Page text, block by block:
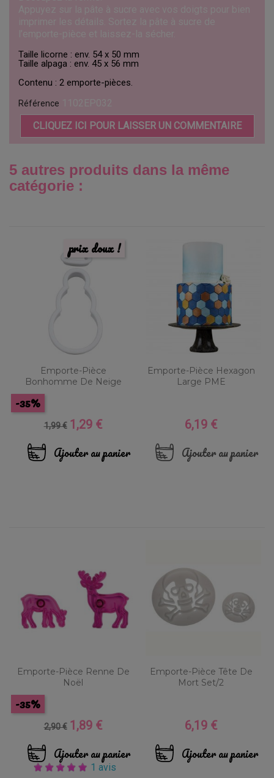
Taille licorne : env. 54 x 50 mm
Taille alpaga : env. 45 x 56 mm
Contenu : 2 emporte-pièces.
Référence
CLIQUEZ ICI POUR LAISSER UN COMMENTAIRE
5 autres produits dans la même
catégorie :
Emporte-Pièce
Bonhomme De Neige
Prix
base
1,99 €
-35%
Prix
1,29 €
Ajouter au panier
prix doux !
Emporte-Pièce Hexagon
Large PME
Prix
6,19 €
Ajouter au panier
Emporte-Pièce Renne De
Noël
Prix
base
2,90 €
-35%
Prix
1,89 €
Ajouter au panier
1 avis
Emporte-Pièce Tête De
Mort Set/2
Prix
6,19 €
Ajouter au panier